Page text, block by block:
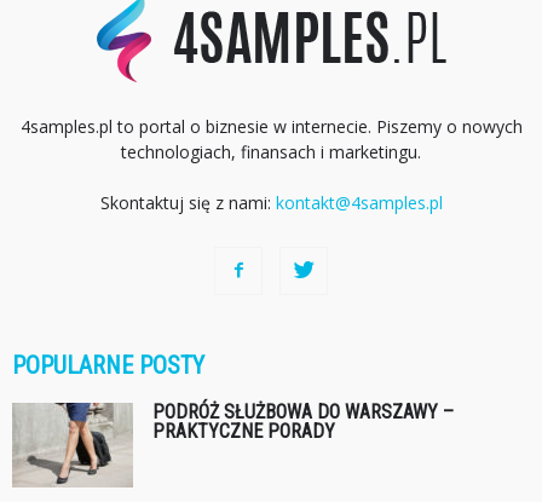
4samples.pl to portal o biznesie w internecie. Piszemy o nowych
technologiach, finansach i marketingu.
Skontaktuj się z nami: kontakt@4samples.pl
POPULARNE POSTY
PODRÓŻ SŁUŻBOWA DO WARSZAWY –
PRAKTYCZNE PORADY